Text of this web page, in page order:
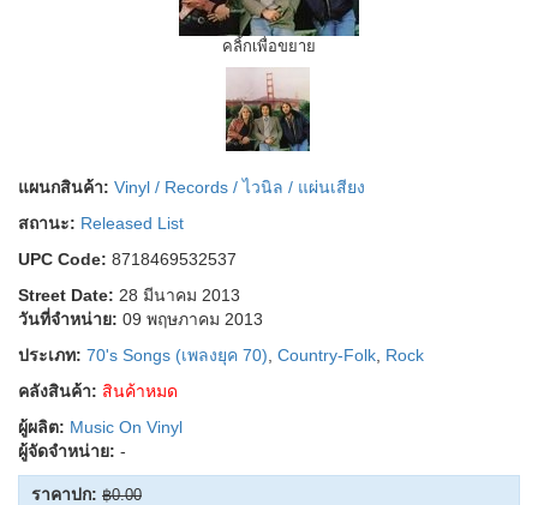
คลิ้กเพื่อขยาย
แผนกสินค้า: Vinyl / Records / ไวนิล / แผ่นเสียง
สถานะ: Released List
UPC Code: 8718469532537
Street Date: 28 มีนาคม 2013
วันที่จำหน่าย: 09 พฤษภาคม 2013
ประเภท: 70's Songs (เพลงยุค 70) Country-Folk Rock
คลังสินค้า: สินค้าหมด
ผู้ผลิต: Music On Vinyl
ผู้จัดจำหน่าย: -
ราคาปก: ฿0.00